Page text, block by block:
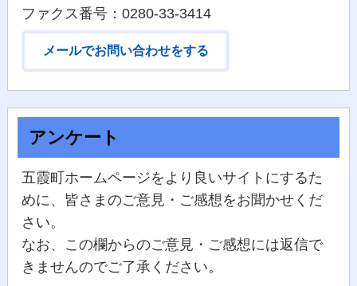
ファクス番号：0280-33-3414
メールでお問い合わせをする
アンケート
五霞町ホームページをより良いサイトにするた
めに、皆さまのご意見・ご感想をお聞かせくだ
さい。
なお、この欄からのご意見・ご感想には返信で
きませんのでご了承ください。